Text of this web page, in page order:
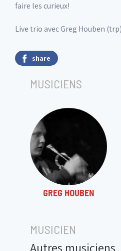
faire les curieux!
Live trio avec Greg Houben
share
MUSICIENS
GREG HOUBEN
MUSICIEN
Autres musiciens